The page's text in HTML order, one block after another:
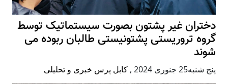
دختران غیر پشتون بصورت سیستماتیک توسط
گروه تروریستی پشتونیستی طالبان ربوده می
شوند
پنج شنبه25 جنوری 2024 , کابل پرس خبری و تحلیلی